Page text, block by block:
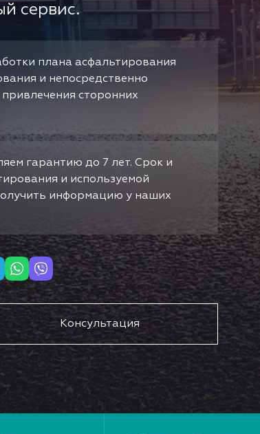
сервис.
плана асфальтирования
и непосредственно
сторонних
гарантию до 7 лет. Срок и
и используемой
информацию у наших
Консультация